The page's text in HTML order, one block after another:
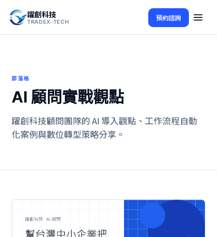
躍創科技
TRADEX-TECH 預約諮詢
部落格
AI 顧問實戰觀點
躍創科技顧問團隊的 AI 導入觀點、工作流程自動
化案例與數位轉型策略分享。